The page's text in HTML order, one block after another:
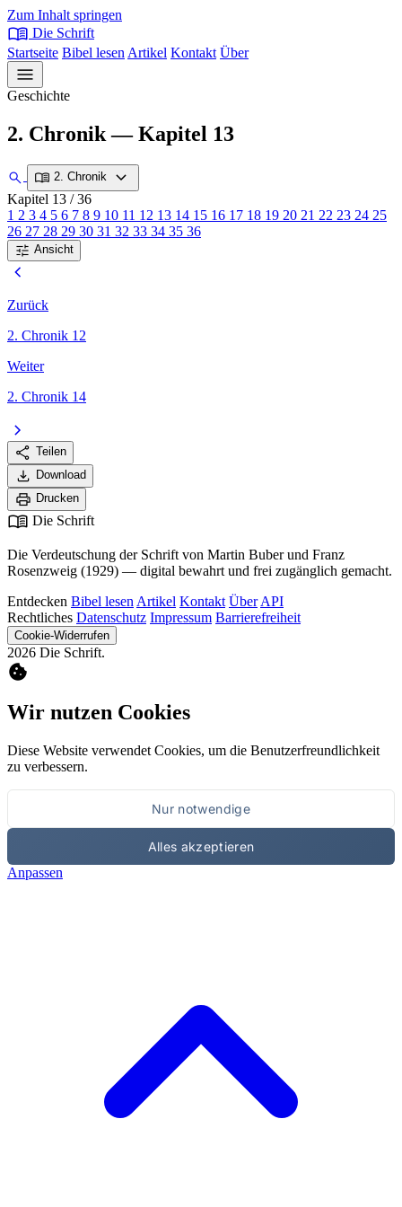
Zum Inhalt springen
menu_book Die Schrift
Startseite Bibel lesen Artikel Kontakt Über
menu
Geschichte
2. Chronik — Kapitel 13
search menu_book 2. Chronik expand_more
Kapitel 13 / 36
1 2 3 4 5 6 7 8 9 10 11 12 13 14 15 16 17 18 19 20 21 22 23 24 25
26 27 28 29 30 31 32 33 34 35 36
tune Ansicht
chevron_left
Zurück
2. Chronik 12
Weiter
2. Chronik 14
chevron_right
share Teilen
download Download
print Drucken
menu_book Die Schrift
Die Verdeutschung der Schrift von Martin Buber und Franz
Rosenzweig (1929) — digital bewahrt und frei zugänglich gemacht.
Entdecken Bibel lesen Artikel Kontakt Über API
Rechtliches Datenschutz Impressum Barrierefreiheit
Cookie-Widerrufen
2026 Die Schrift.
cookie
Wir nutzen Cookies
Diese Website verwendet Cookies, um die Benutzerfreundlichkeit
zu verbessern.
Nur notwendige
Alles akzeptieren
Anpassen